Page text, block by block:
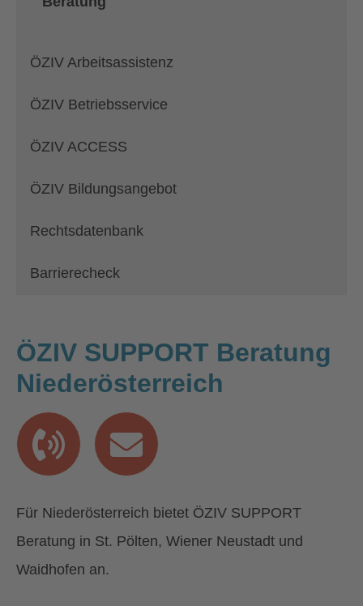
ÖZIV Arbeitsassistenz
ÖZIV Betriebsservice
ÖZIV ACCESS
ÖZIV Bildungsangebot
Rechtsdatenbank
Barrierecheck
ÖZIV SUPPORT Beratung
Niederösterreich
Für Niederösterreich bietet ÖZIV SUPPORT
Beratung in St. Pölten, Wiener Neustadt und
Waidhofen an.